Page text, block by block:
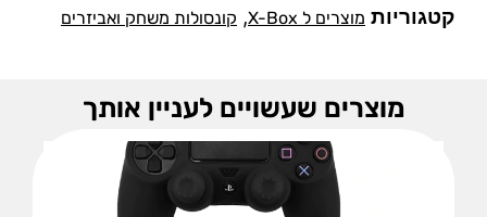
קטגוריות מוצרים ל X-Box , קונסולות משחק ואביזרים
מוצרים שעשויים לעניין אותך